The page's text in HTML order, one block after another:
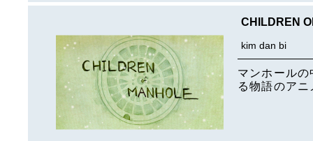
CHILDREN
kim dan bi
マンホール
る物語のア